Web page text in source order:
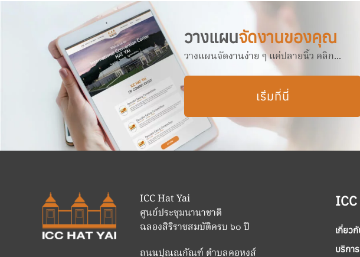
วางแผนจัดงานของคุณ
วางแผนจัดงานง่าย ๆ แค่ปลายนิ้ว คลิก...
เริ่มที่นี่
ICC Hat Yai
ศูนย์ประชุมนานาชาติ
ฉลองสิริราชสมบัติครบ ๖๐ ปี
ถนนปุณณกัณฑ์ ตำบลคอหงส์
เกี่ยวกั
บริกา